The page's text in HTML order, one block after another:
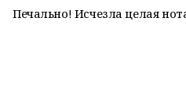
Печально! Исчезла целая